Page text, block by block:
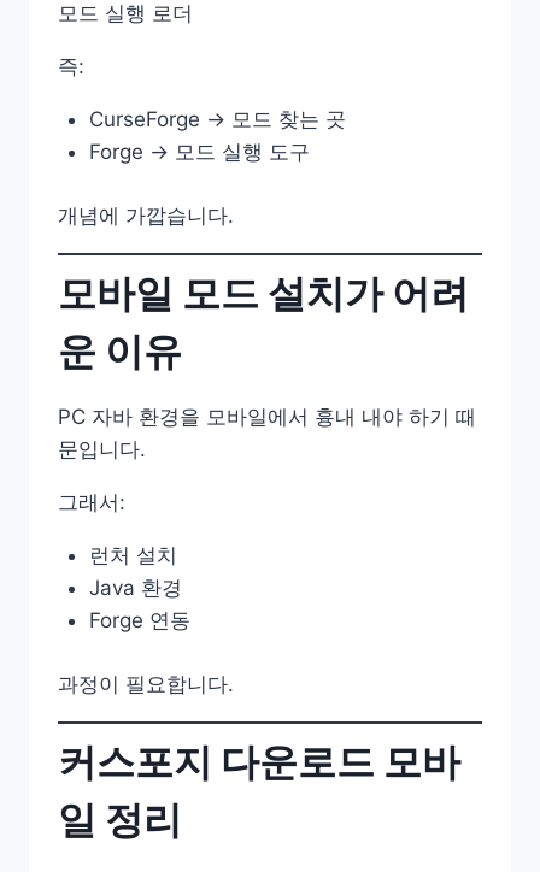
모드 실행 로더
즉:
CurseForge → 모드 찾는 곳
Forge → 모드 실행 도구
개념에 가깝습니다.
모바일 모드 설치가 어려
운 이유
PC 자바 환경을 모바일에서 흉내 내야 하기 때
문입니다.
그래서:
런처 설치
Java 환경
Forge 연동
과정이 필요합니다.
커스포지 다운로드 모바
일 정리